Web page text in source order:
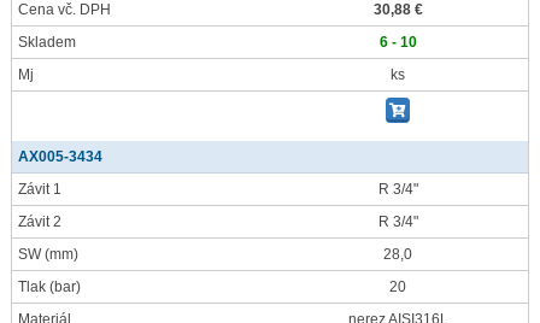
Cena vč. DPH
30,88 €
Skladem
6 - 10
Mj
ks
AX005-3434
Závit 1
R 3/4"
Závit 2
R 3/4"
SW(mm)
28,0
Tlak (bar)
20
Materiál
nerez AISI316L